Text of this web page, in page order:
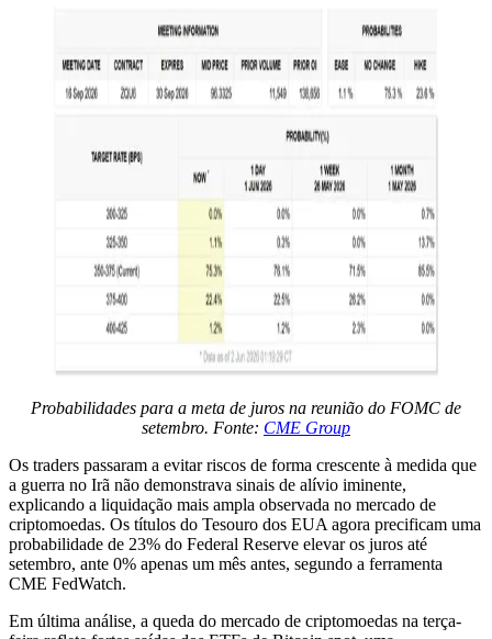
Probabilidades para a meta de juros na reunião do FOMC de
setembro. Fonte: CME Group
Os traders passaram a evitar riscos de forma crescente à medida que
a guerra no Irã não demonstrava sinais de alívio iminente,
explicando a liquidação mais ampla observada no mercado de
criptomoedas. Os títulos do Tesouro dos EUA agora precificam uma
probabilidade de 23% do Federal Reserve elevar os juros até
setembro, ante 0% apenas um mês antes, segundo a ferramenta
CME FedWatch.
Em última análise, a queda do mercado de criptomoedas na terça-